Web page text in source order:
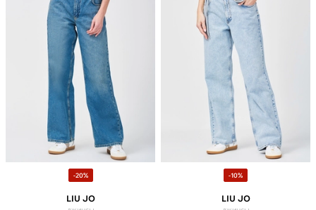
-20%
LIU JO
-10%
LIU JO